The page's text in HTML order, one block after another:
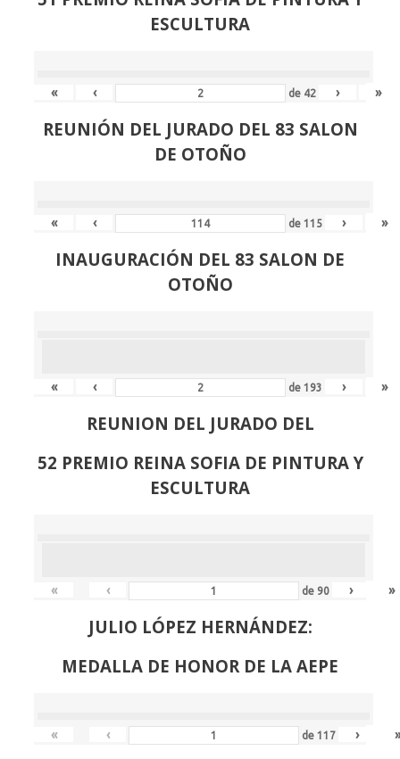
ESCULTURA
« ‹ de 42 › »
REUNIÓN DEL JURADO DEL 83 SALON
DE OTOÑO
« ‹ de115 › »
INAUGURACIÓN DEL 83 SALON DE
OTOÑO
« ‹ de193 › »
REUNION DEL JURADO DEL
52 PREMIO REINA SOFIA DE PINTURA Y
ESCULTURA
« ‹ de 90 › »
JULIO LÓPEZ HERNÁNDEZ:
MEDALLA DE HONOR DE LA AEPE
« ‹ de117 ›